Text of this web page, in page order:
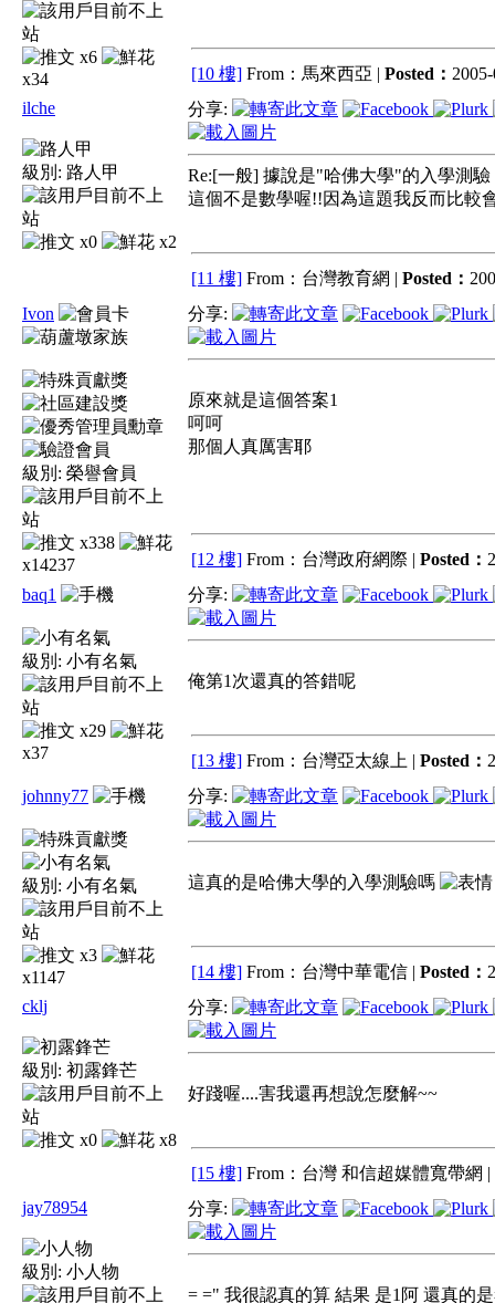
x6
x34
[10 樓] From：馬來西亞 | Posted：
ilche
級別: 路人甲
x0 x2
分享:
Re:[一般] 據說是"哈佛大學"的入學測驗
這個不是數學喔!!因為這題我反而比較
[11 樓] From：台灣教育網 | Posted：
Ivon
級別: 榮譽會員
x338
x14237
分享:
原來就是這個答案1
呵呵
那個人真厲害耶
[12 樓] From：台灣政府網際 | Posted：
baq1
級別: 小有名氣
x29
x37
分享:
俺第1次還真的答錯呢
[13 樓] From：台灣亞太線上 | Posted：
johnny77
級別: 小有名氣
x3
x1147
分享:
這真的是哈佛大學的入學測驗嗎
[14 樓] From：台灣中華電信 | Posted：
cklj
級別: 初露鋒芒
x0 x8
分享:
好踐喔....害我還再想說怎麼解~~
[15 樓] From：台灣 和信超媒體寬帶網 |
jay78954
級別: 小人物
分享:
= =" 我很認真的算 結果 是1阿 還真的